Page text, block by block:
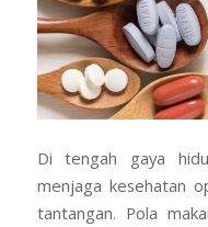
Di tengah gaya
menjaga kesehatan
tantangan. Pola